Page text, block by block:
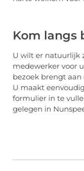
Kom langs
U wilt er natuurlijk
medewerker voor
bezoek brengt
U maakt
formulier in te
gelegen in